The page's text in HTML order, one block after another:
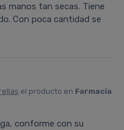
manos tan secas. Tiene
Con poca cantidad se
el producto en Farmacia
conforme con su